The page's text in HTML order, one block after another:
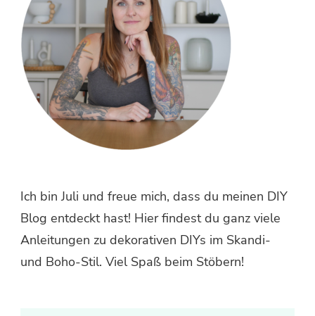
Ich bin Juli und freue mich, dass du meinen DIY
Blog entdeckt hast! Hier findest du ganz viele
Anleitungen zu dekorativen DIYs im Skandi-
und Boho-Stil. Viel Spaß beim Stöbern!